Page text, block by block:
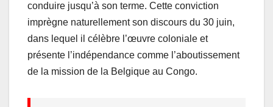
conduire jusqu’à son terme. Cette conviction
imprègne naturellement son discours du 30 juin,
dans lequel il célèbre l’œuvre coloniale et
présente l’indépendance comme l’aboutissement
de la mission de la Belgique au Congo.